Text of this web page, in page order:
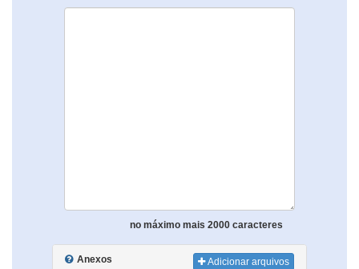
no máximo mais 2000 caracteres
Anexos Adicionar arquivos